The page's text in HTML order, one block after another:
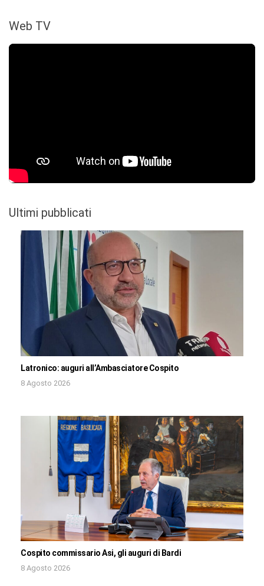
Web TV
Ultimi pubblicati
Latronico: auguri all’Ambasciatore Cospito
8 Agosto 2026
Cospito commissario Asi, gli auguri di Bardi
8 Agosto 2026